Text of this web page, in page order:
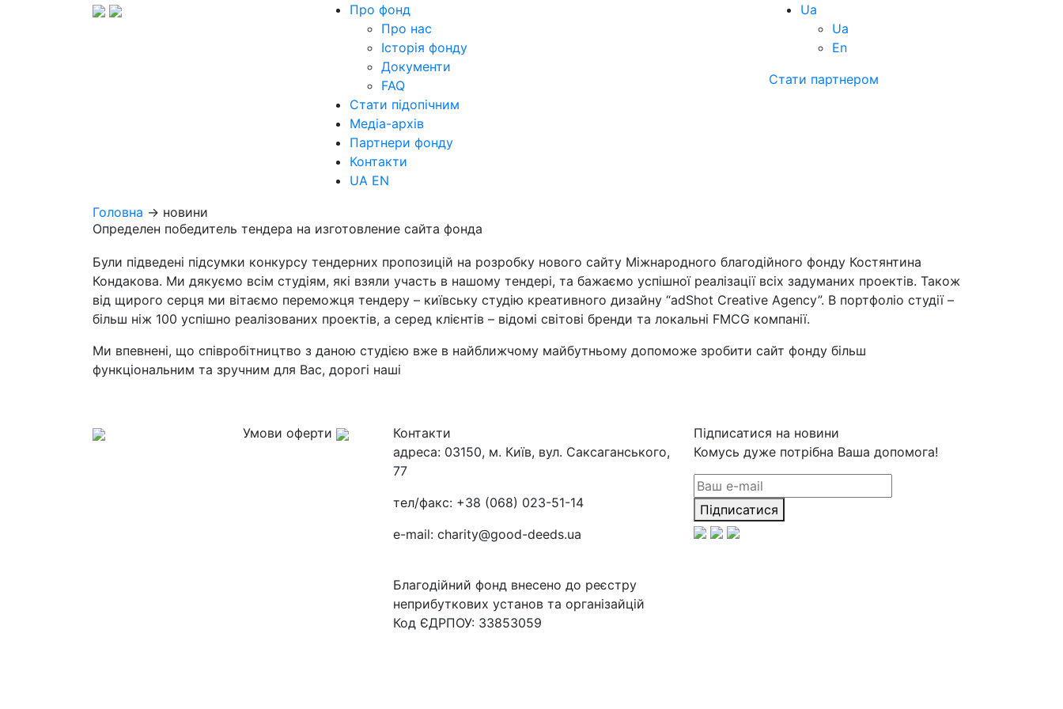
Про фонд
Про нас
Історія фонду
Документи
FAQ
Стати підопічним
Медіа-архів
Партнери фонду
Контакти
UA EN
Ua
Ua
En
Стати партнером
Головна → новини
Определен победитель тендера на изготовление сайта фонда
Були підведені підсумки конкурсу тендерних пропозицій на розробку нового сайту Міжнародного благодійного фонду Костянтина
Кондакова. Ми дякуємо всім студіям, які взяли участь в нашому тендері, та бажаємо успішної реалізації всіх задуманих проектів. Також
від щирого серця ми вітаємо переможця тендеру – київську студію креативного дизайну “adShot Creative Agency”. В портфоліо студії –
більш ніж 100 успішно реалізованих проектів, а серед клієнтів – відомі світові бренди та локальні FMCG компанії.
Ми впевнені, що співробітництво з даною студією вже в найближчому майбутньому допоможе зробити сайт фонду більш
функціональним та зручним для Вас, дорогі наші
Умови оферти
Контакти
адреса: 03150, м. Київ, вул. Саксаганського,
77
тел/факс: +38 (068) 023-51-14
e-mail: charity@good-deeds.ua
Благодійний фонд внесено до реєстру
неприбуткових установ та організайцій
Код ЄДРПОУ: 33853059
Підписатися на новини
Комусь дуже потрібна Ваша допомога!
Підписатися